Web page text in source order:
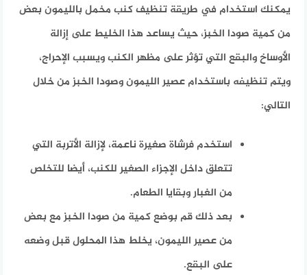
يمكنك استخدام في طريقة تنظيف كنب مخمل بالليمون بعض
من كمية صودا الخبز، حيث يساعد هذا الخليط على إزالة
الأوساخ والبقع التي تؤثر على مظهر الكنب ويسبب الإحراج،
ويتم تنظيفه باستخدام عصير الليمون وصودا الخبز من خلال
التالي:
استخدم فرشاة صغيرة ناعمة، لإزالة الأتربة التي
تتعلق داخل الإجزاء الصغير للكنب، أيضا للتخلص
من الغبار وبقايا الطعام.
بعد ذلك قم بوضع كمية من صودا الخبز مع بعض
من عصير الليمون، يخلط هذا المحلول قبل وضعه
على البقع.